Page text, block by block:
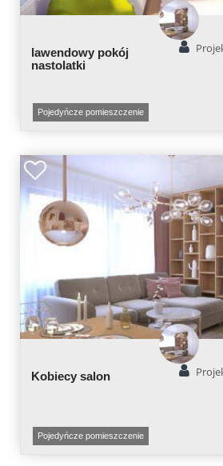
lawendowy pokój
nastolatki
Pojedyńcze pomieszczenie
Kobiecy salon
Pojedyńcze pomieszczenie